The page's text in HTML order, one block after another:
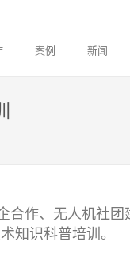
案例 新闻
作、无人机社团
知识科普培训。